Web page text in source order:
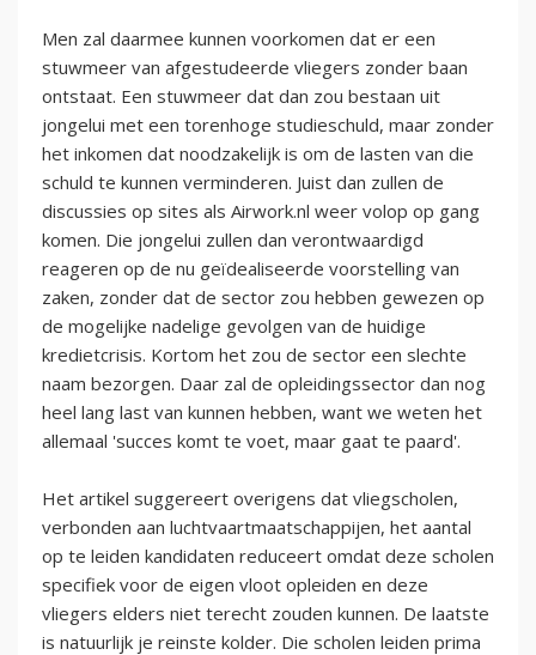
Men zal daarmee kunnen voorkomen dat er een
stuwmeer van afgestudeerde vliegers zonder baan
ontstaat. Een stuwmeer dat dan zou bestaan uit
jongelui met een torenhoge studieschuld, maar zonder
het inkomen dat noodzakelijk is om de lasten van die
schuld te kunnen verminderen. Juist dan zullen de
discussies op sites als Airwork.nl weer volop op gang
komen. Die jongelui zullen dan verontwaardigd
reageren op de nu geïdealiseerde voorstelling van
zaken, zonder dat de sector zou hebben gewezen op
de mogelijke nadelige gevolgen van de huidige
kredietcrisis. Kortom het zou de sector een slechte
naam bezorgen. Daar zal de opleidingssector dan nog
heel lang last van kunnen hebben, want we weten het
allemaal 'succes komt te voet, maar gaat te paard'.
Het artikel suggereert overigens dat vliegscholen,
verbonden aan luchtvaartmaatschappijen, het aantal
op te leiden kandidaten reduceert omdat deze scholen
specifiek voor de eigen vloot opleiden en deze
vliegers elders niet terecht zouden kunnen. De laatste
is natuurlijk je reinste kolder. Die scholen leiden prima